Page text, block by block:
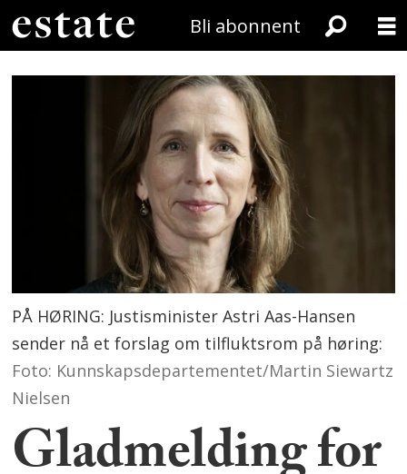
Bli abonnent
PÅ HØRING: Justisminister Astri Aas-Hansen
sender nå et forslag om tilfluktsrom på høring:
Foto: Kunnskapsdepartementet/Martin Siewartz
Nielsen